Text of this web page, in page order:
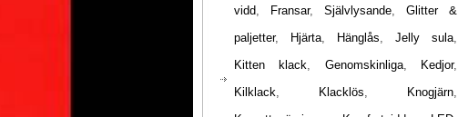
vidd, Fransar, Självlysande, Glitter &
paljetter, Hjärta, Hänglås, Jelly sula,
Kitten klack, Genomskinliga, Kedjor,
Kilklack, Klacklös, Knogjärn,